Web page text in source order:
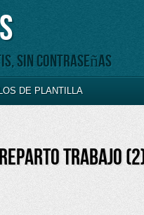
sin contraseñas
DE PLANTILLA
TRABAJO